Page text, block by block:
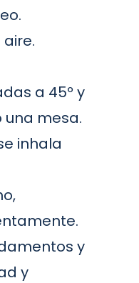
a 45º y
una mesa.
inhala
y
y